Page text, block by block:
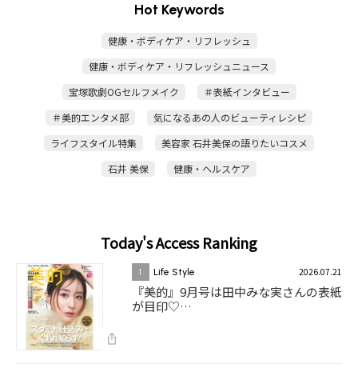
Hot Keywords
健康・ボディケア・リフレッシュ
健康・ボディケア・リフレッシュニュース
宝塚歌劇OGセルフメイク
＃表紙インタビュー
＃美的エンタメ部
気になるあの人のビューティレシピ
ライフスタイル特集
美容家 石井美保の語りたいコスメ
石井 美保
健康・ヘルスケア
Today's Access Ranking
1 Life Style 2026.07.21
『美的』9月号は田中みな実さんの表紙
が目印♡…